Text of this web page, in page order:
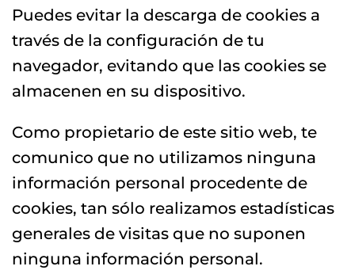
Puedes evitar la descarga de cookies a
través de la configuración de tu
navegador, evitando que las cookies se
almacenen en su dispositivo.
Como propietario de este sitio web, te
comunico que no utilizamos ninguna
información personal procedente de
cookies, tan sólo realizamos estadísticas
generales de visitas que no suponen
ninguna información personal.